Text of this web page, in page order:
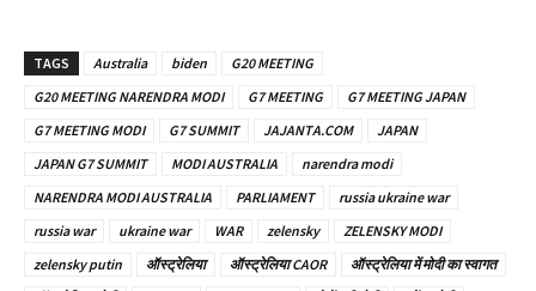
TAGS Australia biden
G20 MEETING
G20 MEETING NARENDRA MODI
G7 MEETING
G7 MEETING JAPAN
G7 MEETING MODI
G7 SUMMIT JAJANTA.COM
JAPAN
JAPAN G7 SUMMIT
MODI AUSTRALIA
narendra modi
NARENDRA MODI AUSTRALIA
PARLIAMENT
russia ukraine war
russia war
ukraine war WAR zelensky
ZELENSKY MODI
zelensky putin
ऑस्ट्रेलिया ऑस्ट्रेलिया CAOR
ऑस्ट्रेलिया में मोदी का स्वागत